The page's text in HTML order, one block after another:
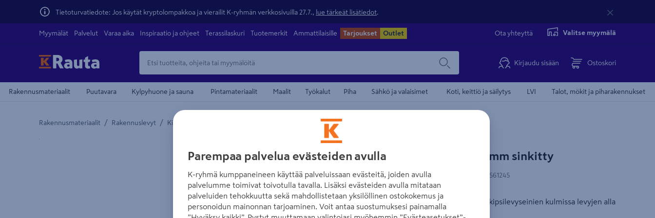
Tietoturvatiedote: Jos käytät kryptolompakkoa ja vierailit K-ryhmän verkkosivuilla 27.7., lue tärkeät lisätiedot
Myymälät Palvelut Varaa aika Inspiraatio ja ohjeet Terassilaskuri Tuotemerkit Ammattilaisille Tarjoukset Outlet Ota yhteyttä Valitse myymälä
Kirjaudu sisään Ostoskori
Rakennusmateriaalit Puutavara Kylpyhuone ja sauna Pintamateriaalit Maalit Työkalut Piha Sähkö ja valaisimet Koti, keittiö ja säilytys LVI Talot, mökit ja piharakennukset
Rakennusmateriaalit / Rakennuslevyt / Kipsilevyt
Yksityiskohtainen kuvaus löytyy Tuotteen kuvaus -maamerkistä
Kulmalista KL 50x50x3000mm sinkitty
Tuotenumero: 501054481 EAN-koodi 6430037561245
Kulmalistaa käytetään yleisesti tukilistana kipsilevyseinien kulmissa levyjen alla
tai levytyksen välissä.
Parempaa palvelua evästeiden avulla
K-ryhmä kumppaneineen käyttää palveluissaan evästeitä, joiden avulla
palvelumme toimivat toivotulla tavalla. Lisäksi evästeiden avulla mitataan
palveluiden tehokkuutta sekä mahdollistetaan yksilöllinen ostokokemus ja
personoidun mainonnan tarjoaminen. Voit antaa suostumuksesi painamalla